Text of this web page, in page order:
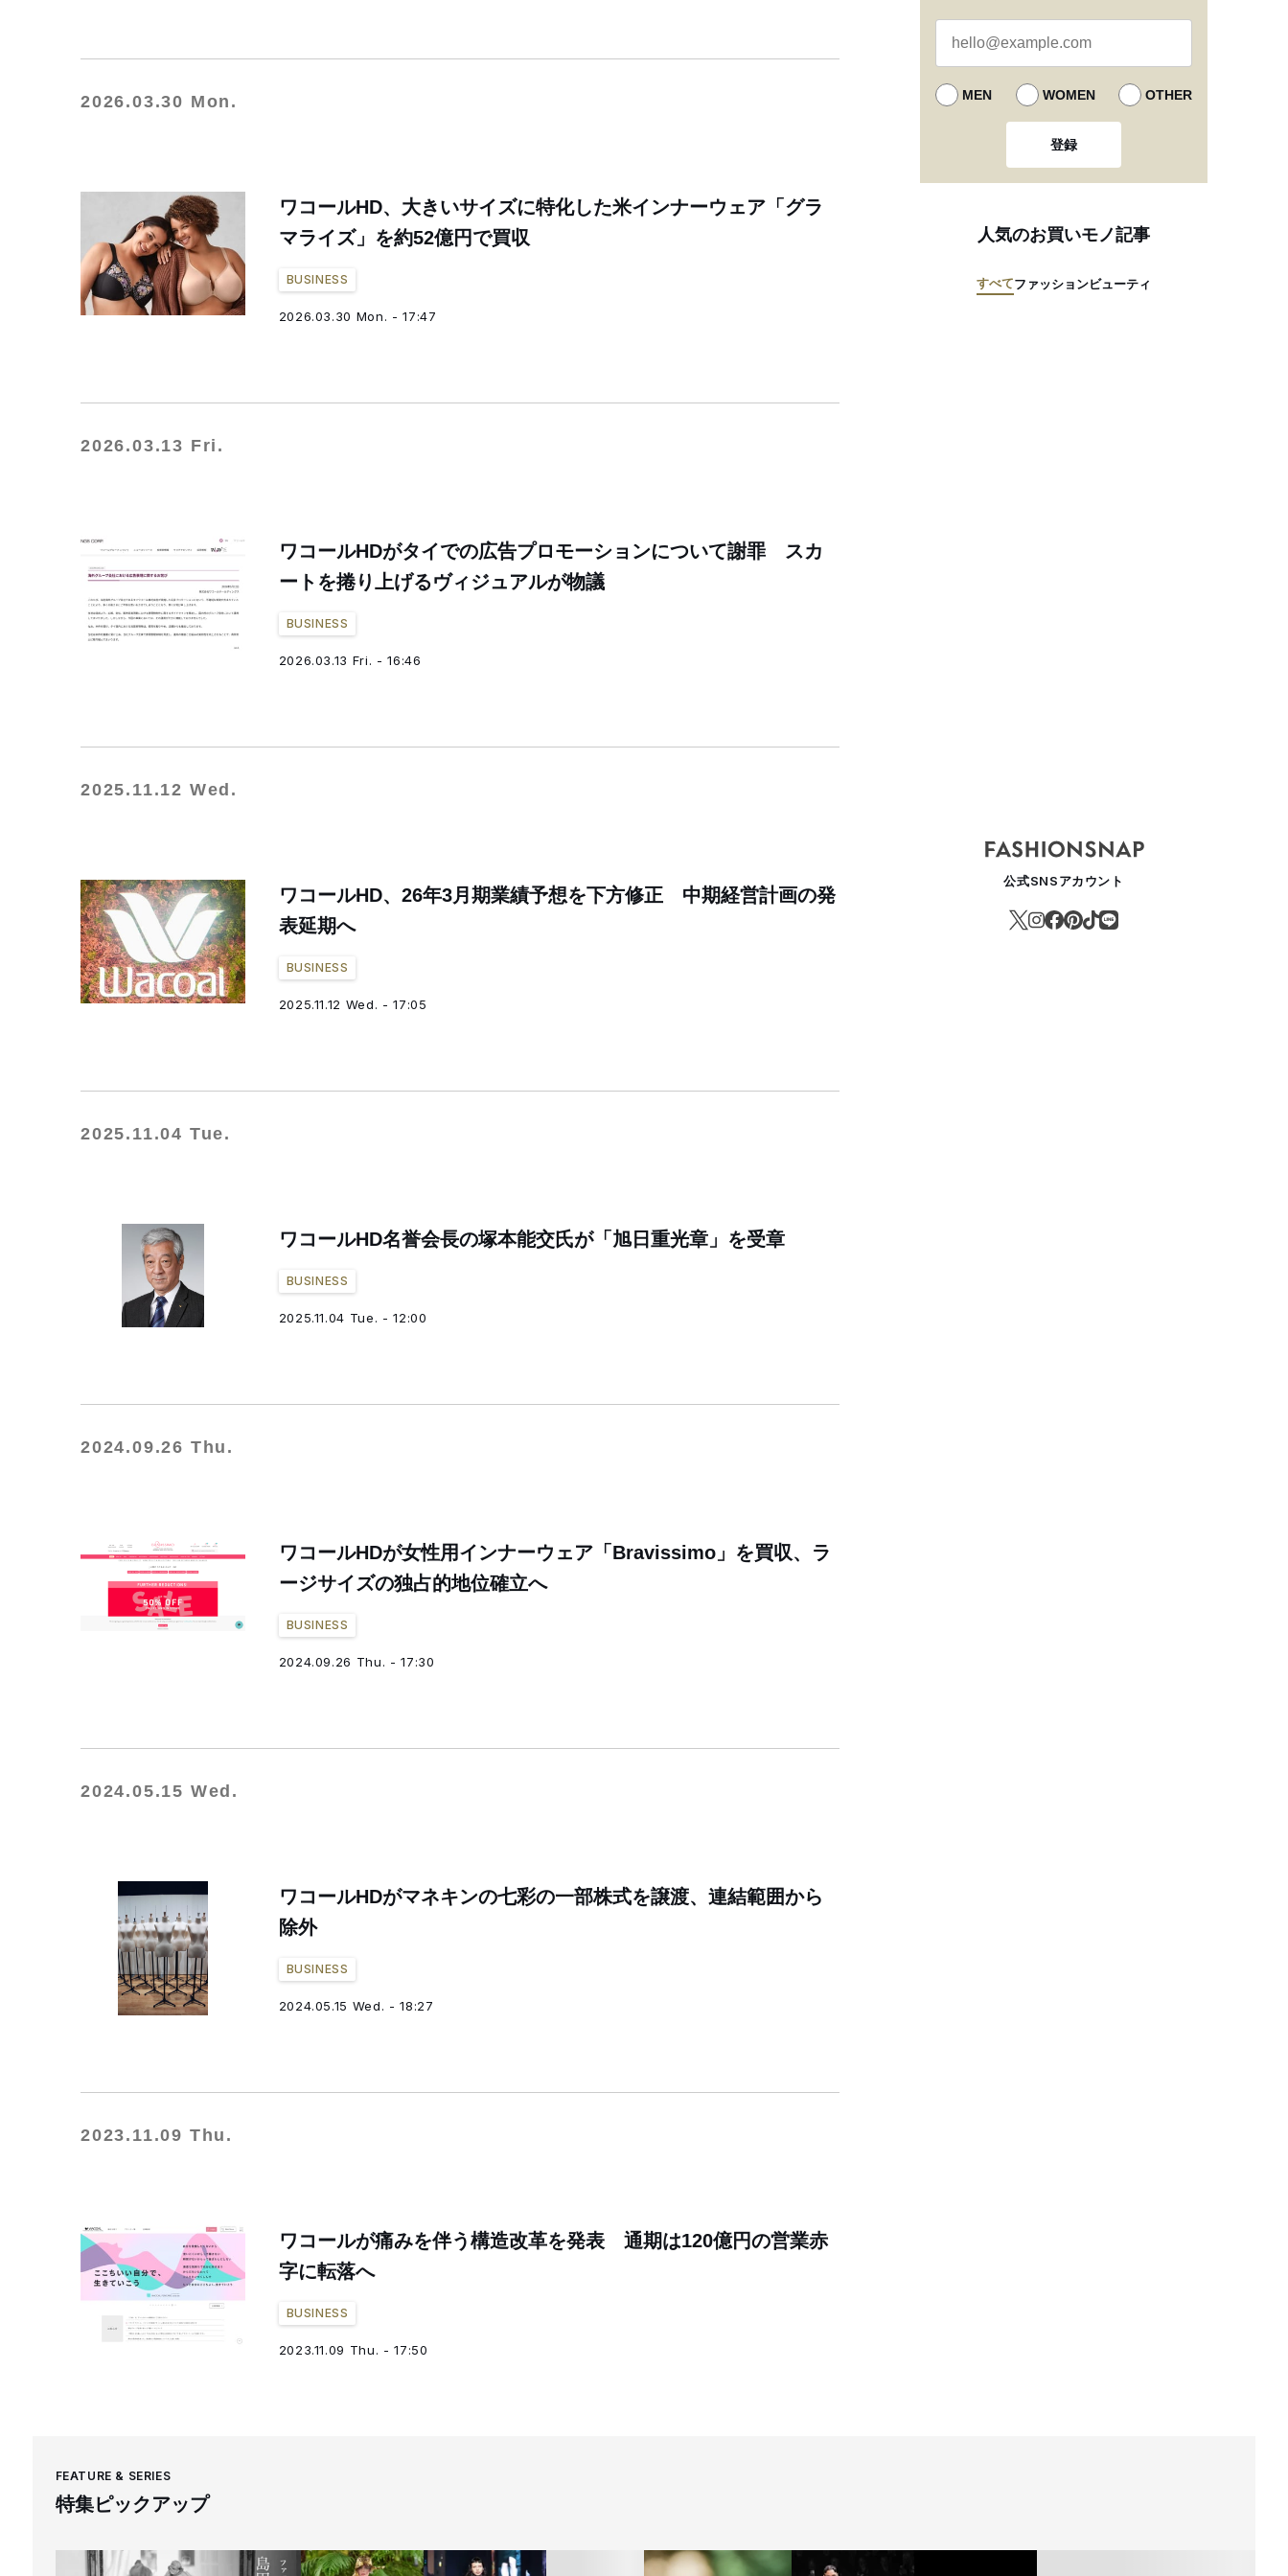
2026.03.30 Mon.
ワコールHD、大きいサイズに特化した米インナーウェア「グラ
マライズ」を約52億円で買収
BUSINESS
2026.03.30 Mon. - 17:47
2026.03.13 Fri.
ワコールHDがタイでの広告プロモーションについて謝罪 スカ
ートを捲り上げるヴィジュアルが物議
BUSINESS
2026.03.13 Fri. - 16:46
2025.11.12 Wed.
ワコールHD、26年3月期業績予想を下方修正 中期経営計画の発
表延期へ
BUSINESS
2025.11.12 Wed. - 17:05
2025.11.04 Tue.
ワコールHD名誉会長の塚本能交氏が「旭日重光章」を受章
BUSINESS
2025.11.04 Tue. - 12:00
2024.09.26 Thu.
ワコールHDが女性用インナーウェア「Bravissimo」を買収、ラ
ージサイズの独占的地位確立へ
BUSINESS
2024.09.26 Thu. - 17:30
2024.05.15 Wed.
ワコールHDがマネキンの七彩の一部株式を譲渡、連結範囲から
除外
BUSINESS
2024.05.15 Wed. - 18:27
2023.11.09 Thu.
ワコールが痛みを伴う構造改革を発表 通期は120億円の営業赤
字に転落へ
BUSINESS
2023.11.09 Thu. - 17:50
MEN WOMEN OTHER
登録
人気のお買いモノ記事
すべてファッションビューティ
公式SNSアカウント
FEATURE & SERIES
特集ピックアップ